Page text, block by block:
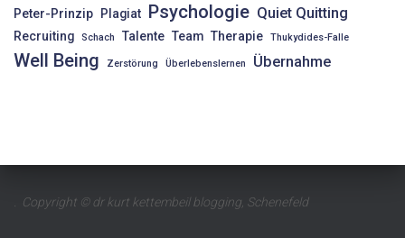
Peter-Prinzip
Plagiat Psychologie Quiet Quitting
Recruiting Schach Talente Team Therapie Thukydides-Falle
Well Being Zerstörung Überlebenslernen Übernahme
. Copyright © dr kurt kettembeil blogging, Schenefeld